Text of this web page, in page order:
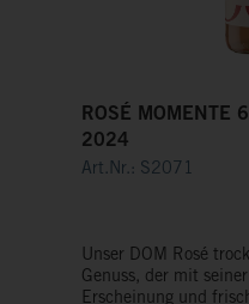
ROSÉ MOMENTE
2024
Art.Nr.: S2071
Unser DOM Rosé
Genuss, der mit
Erscheinung und